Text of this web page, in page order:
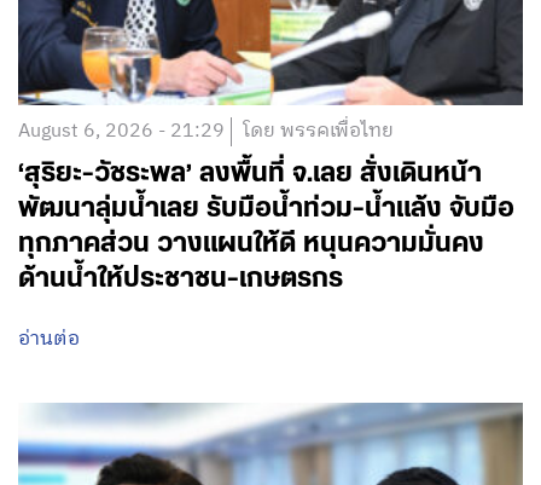
August 6, 2026 - 21:29 โดย พรรคเพื่อไทย
‘สุริยะ-วัชระพล’ ลงพื้นที่ จ.เลย สั่งเดินหน้า
พัฒนาลุ่มน้ำเลย รับมือน้ำท่วม-น้ำแล้ง จับมือ
ทุกภาคส่วน วางแผนให้ดี หนุนความมั่นคง
ด้านน้ำให้ประชาชน-เกษตรกร
อ่านต่อ